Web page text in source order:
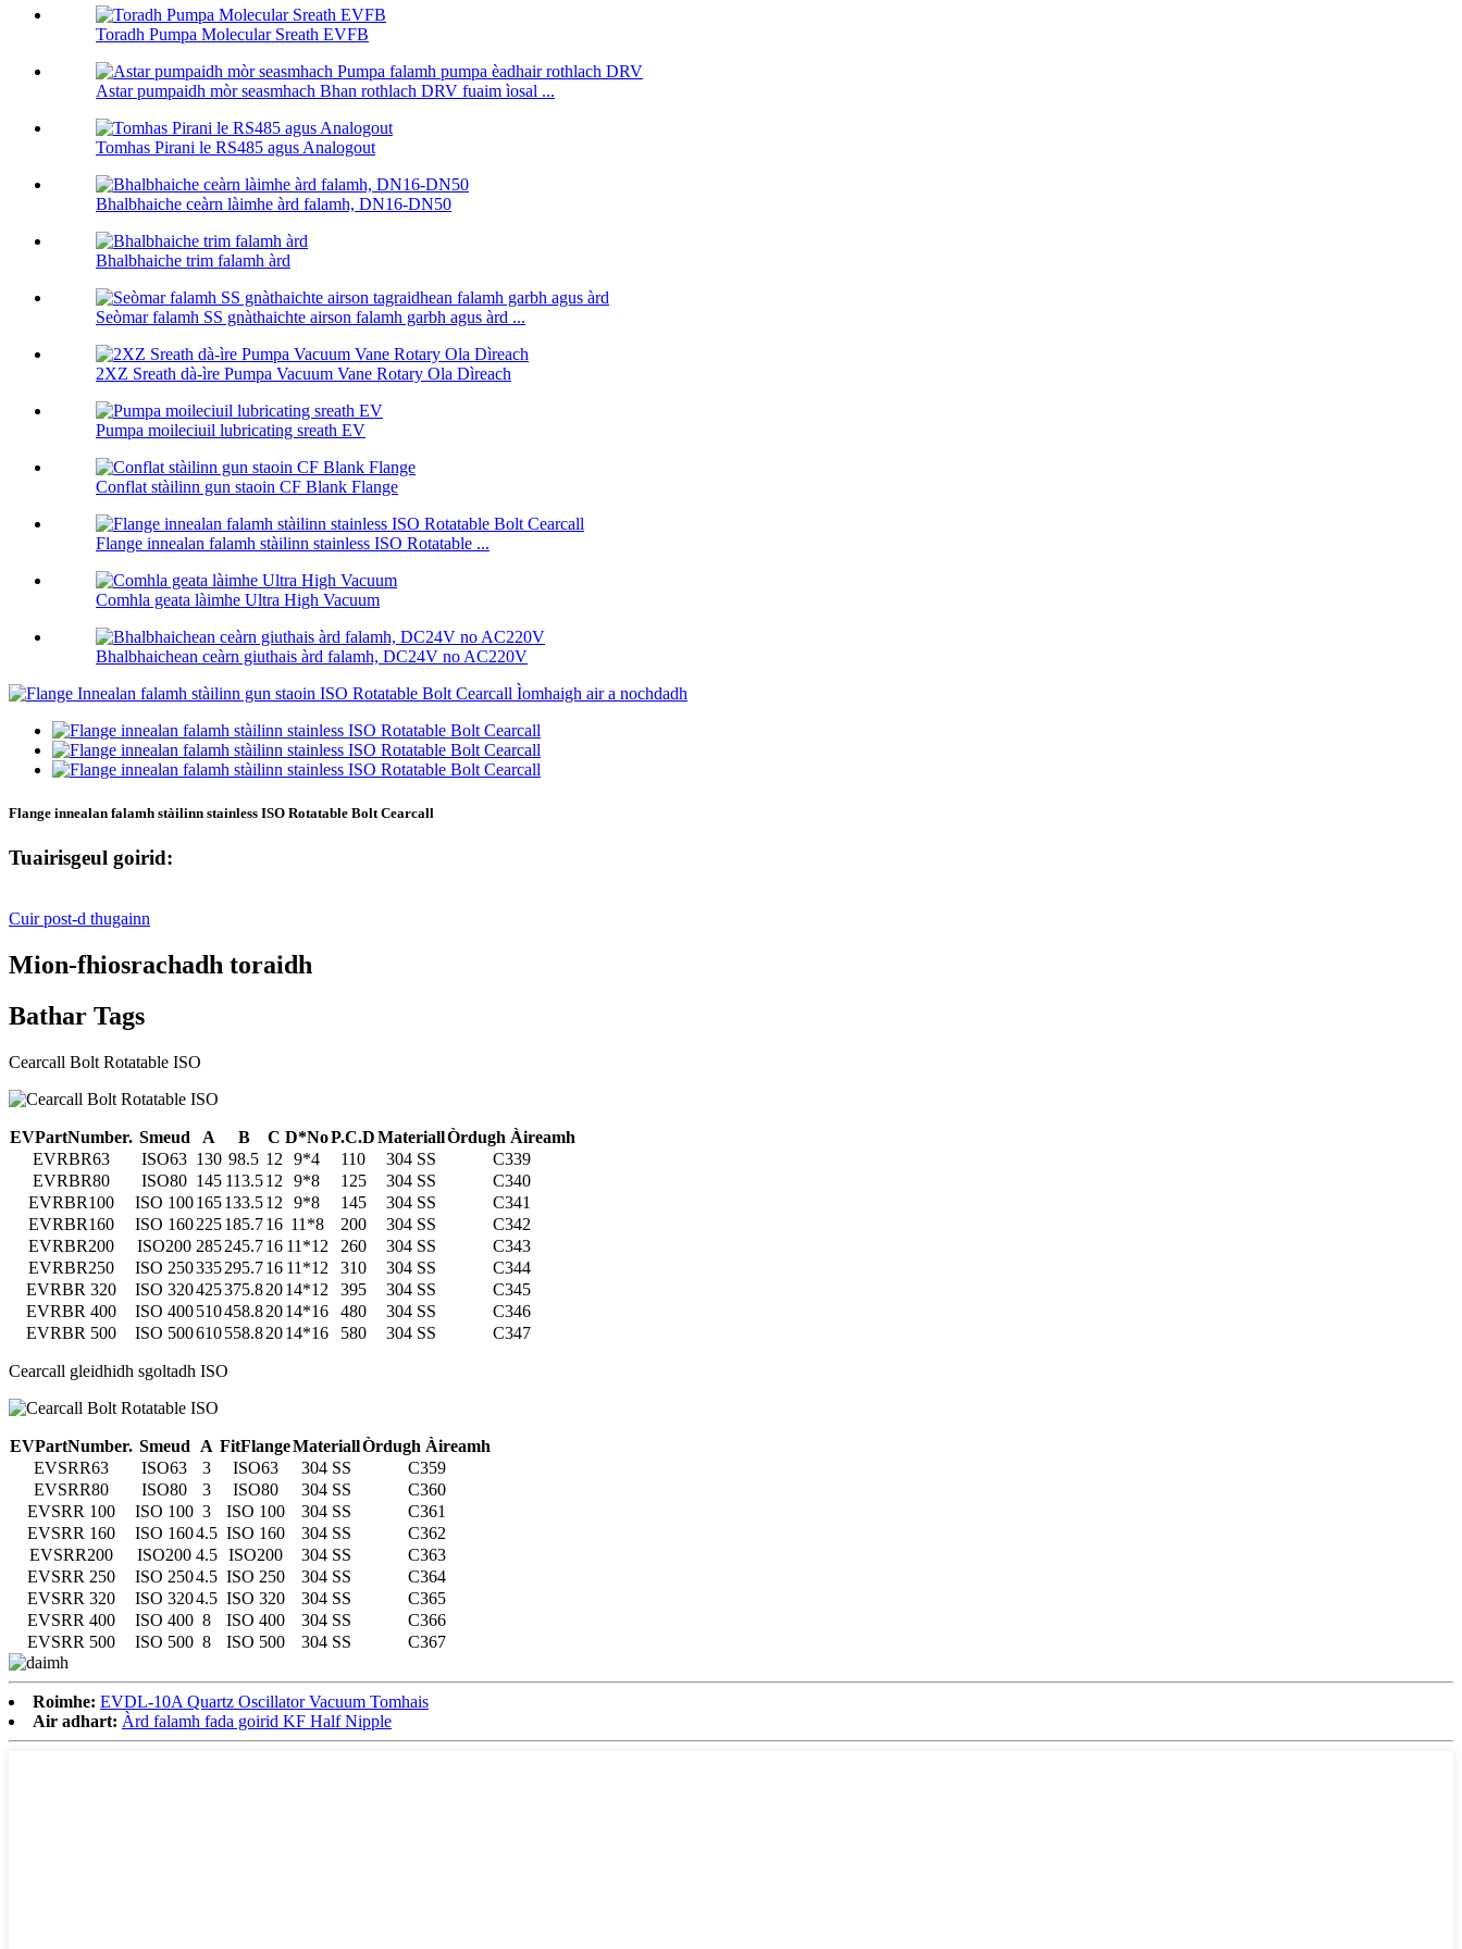
Toradh Pumpa Molecular Sreath EVFB
Astar pumpaidh mòr seasmhach Bhan rothlach DRV fuaim ìosal ...
Tomhas Pirani le RS485 agus Analogout
Bhalbhaiche ceàrn làimhe àrd falamh, DN16-DN50
Bhalbhaiche trim falamh àrd
Seòmar falamh SS gnàthaichte airson falamh garbh agus àrd ...
2XZ Sreath dà-ìre Pumpa Vacuum Vane Rotary Ola Dìreach
Pumpa moileciuil lubricating sreath EV
Conflat stàilinn gun staoin CF Blank Flange
Flange innealan falamh stàilinn stainless ISO Rotatable ...
Comhla geata làimhe Ultra High Vacuum
Bhalbhaichean ceàrn giuthais àrd falamh, DC24V no AC220V
Flange innealan falamh stàilinn stainless ISO Rotatable Bolt Cearcall
Tuairisgeul goirid:
Cuir post-d thugainn
Mion-fhiosrachadh toraidh
Bathar Tags
Cearcall Bolt Rotatable ISO
EVPartNumber. Smeud A B C D*NoP.C.DMateriallÒrdugh Àireamh
EVRBR63
ISO63 130 98.5 12 9*4 110 304 SS
C339
EVRBR80
ISO80 145 113.5 12 9*8 125 304 SS
C340
EVRBR100
ISO 100165133.512 9*8 145 304 SS
C341
EVRBR160
ISO 160225185.716 11*8 200 304 SS
C342
EVRBR200
ISO200 285245.716 11*12 260 304 SS
C343
EVRBR250
ISO 250335295.716 11*12 310 304 SS
C344
EVRBR 320
ISO 320425375.82014*12 395 304 SS
C345
EVRBR 400
ISO 400510458.82014*16 480 304 SS
C346
EVRBR 500
ISO 500610558.82014*16 580 304 SS C347
Cearcall gleidhidh sgoltadh ISO
EVPartNumber. Smeud A FitFlangeMateriallÒrdugh Àireamh
EVSRR63
ISO63 3 ISO63 304 SS
C359
EVSRR80
ISO80 3 ISO80 304 SS
C360
EVSRR 100
ISO 100 3 ISO 100 304 SS
C361
EVSRR 160
ISO 1604.5 ISO 160 304 SS
C362
EVSRR200
ISO200 4.5 ISO200 304 SS
C363
EVSRR 250
ISO 2504.5 ISO 250 304 SS
C364
EVSRR 320
ISO 3204.5 ISO 320 304 SS
C365
EVSRR 400
ISO 400 8 ISO 400 304 SS
C366
EVSRR 500
ISO 500 8 ISO 500 304 SS C367
Roimhe: EVDL-10A Quartz Oscillator Vacuum Tomhais
Air adhart: Àrd falamh fada goirid KF Half Nipple